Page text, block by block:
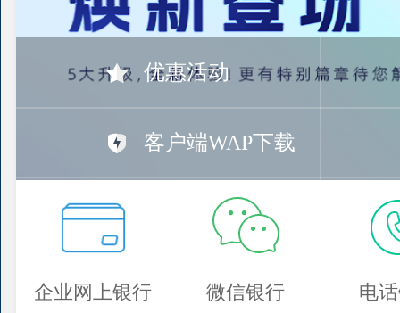
优惠活动
客户端WAP下载
企业网上银行 微信银行 电